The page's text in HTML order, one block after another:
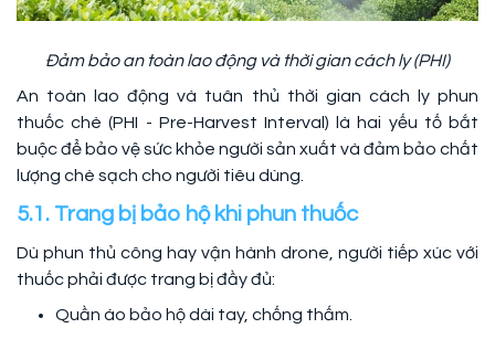
Đảm bảo an toàn lao động và thời gian cách ly (PHI)
An toàn lao động và tuân thủ thời gian cách ly phun
thuốc chè (PHI - Pre-Harvest Interval) là hai yếu tố bắt
buộc để bảo vệ sức khỏe người sản xuất và đảm bảo chất
lượng chè sạch cho người tiêu dùng.
5.1. Trang bị bảo hộ khi phun thuốc
Dù phun thủ công hay vận hành drone, người tiếp xúc với
thuốc phải được trang bị đầy đủ:
Quần áo bảo hộ dài tay, chống thấm.